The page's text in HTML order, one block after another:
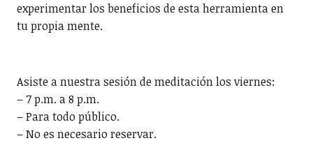
experimentar los beneficios de esta herramienta en
tu propia mente.
Asiste a nuestra sesión de meditación los viernes:
– 7 p.m. a 8 p.m.
– Para todo público.
– No es necesario reservar.